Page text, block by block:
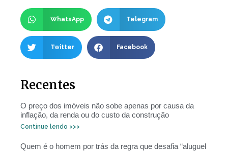
WhatsApp Telegram
Twitter Facebook
Recentes
O preço dos imóveis não sobe apenas por causa da
inflação, da renda ou do custo da construção
Continue lendo >>>
Quem é o homem por trás da regra que desafia “aluguel